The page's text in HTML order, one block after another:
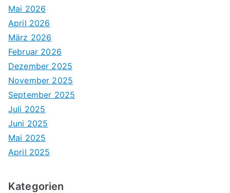
Mai 2026
April 2026
März 2026
Februar 2026
Dezember 2025
November 2025
September 2025
Juli 2025
Juni 2025
Mai 2025
April 2025
Kategorien